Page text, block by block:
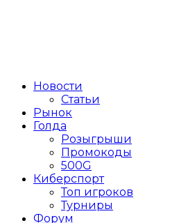
Новости
Статьи
Рынок
Голда
Розыгрыши
Промокоды
500G
Киберспорт
Топ игроков
Турниры
Форум